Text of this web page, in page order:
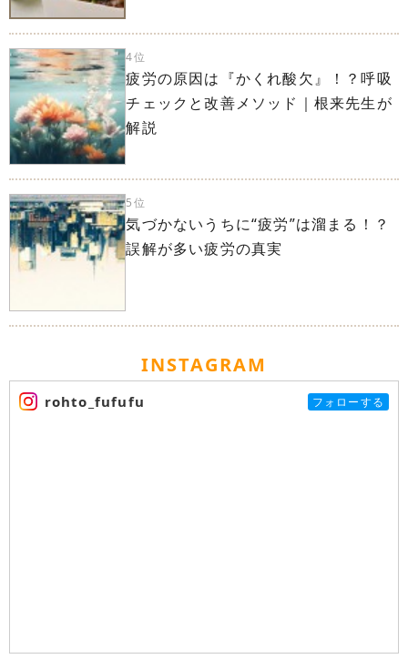
4位
疲労の原因は『かくれ酸欠』！？呼吸
チェックと改善メソッド｜根来先生が
解説
5位
気づかないうちに“疲労”は溜まる！？
誤解が多い疲労の真実
INSTAGRAM
rohto_fufufu フォローする